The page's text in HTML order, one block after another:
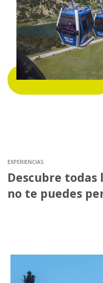
EXPERIENCIAS
Descubre todas
no te puedes